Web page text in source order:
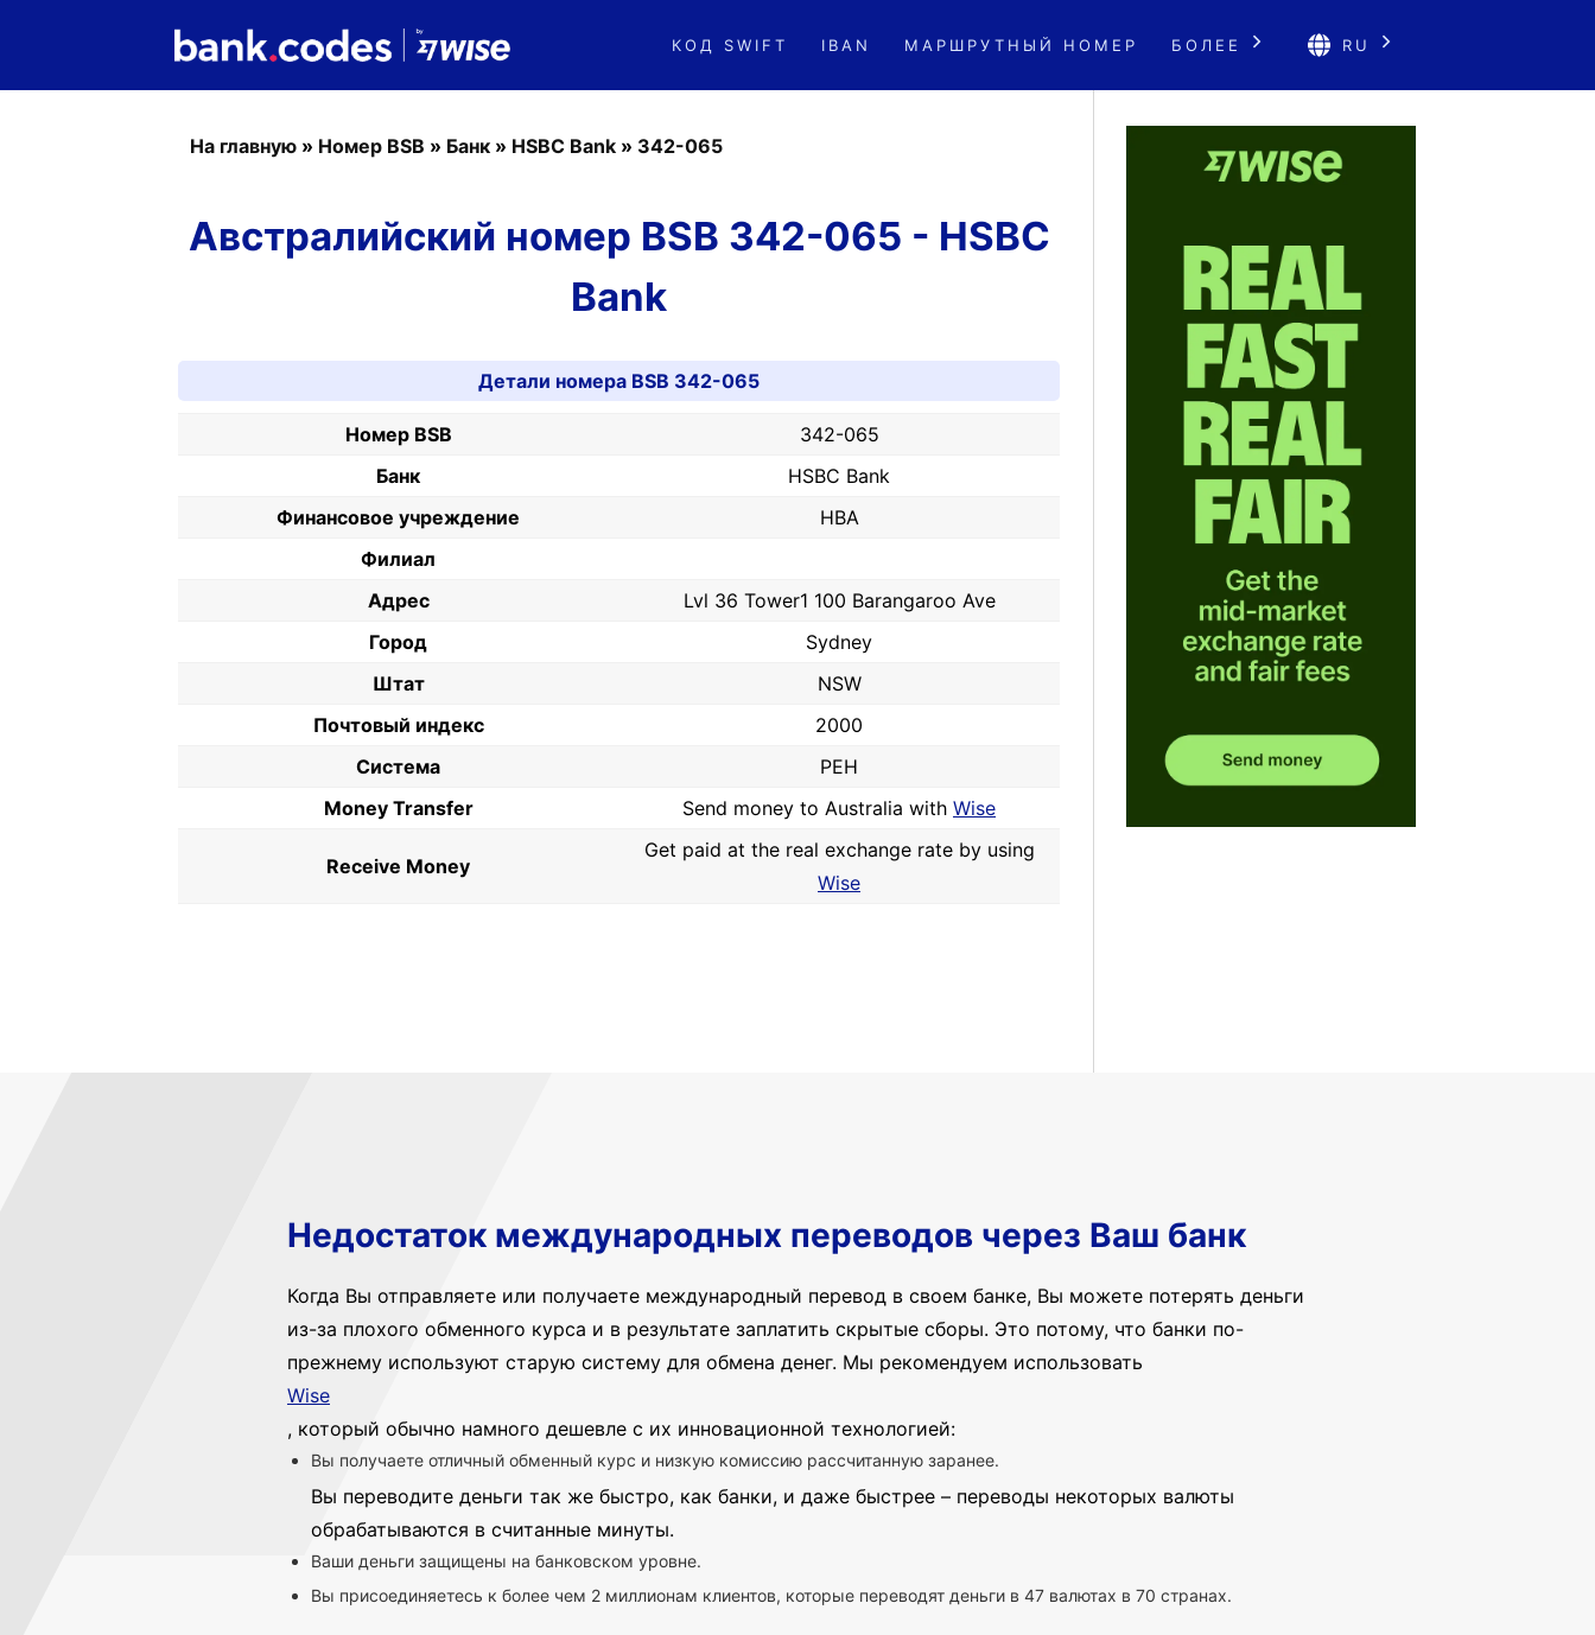
КОД SWIFT IBAN МАРШРУТНЫЙ НОМЕР БОЛЕЕ RU
На главную » Номер BSB » Банк » HSBC Bank » 342-065
Австралийский номер BSB 342-065 - HSBC
Bank
Детали номера BSB 342-065
Номер BSB
342-065
Банк
HSBC Bank
Финансовое учреждение
HBA
Филиал
Адрес
Lvl 36 Tower1 100 Barangaroo Ave
Город
Sydney
Штат
NSW
Почтовый индекс
2000
Система
PEH
Money Transfer
Send money to Australia with Wise
Receive Money
Get paid at the real exchange rate by using
Wise
Недостаток международных переводов через Ваш банк
Когда Вы отправляете или получаете международный перевод в своем банке, Вы можете потерять деньги
из-за плохого обменного курса и в результате заплатить скрытые сборы. Это потому, что банки по-
прежнему используют старую систему для обмена денег. Мы рекомендуем использовать
Wise
, который обычно намного дешевле с их инновационной технологией:
Вы получаете отличный обменный курс и низкую комиссию рассчитанную заранее.
Вы переводите деньги так же быстро, как банки, и даже быстрее – переводы некоторых валюты
обрабатываются в считанные минуты.
Ваши деньги защищены на банковском уровне.
Вы присоединяетесь к более чем 2 миллионам клиентов, которые переводят деньги в 47 валютах в 70 странах.